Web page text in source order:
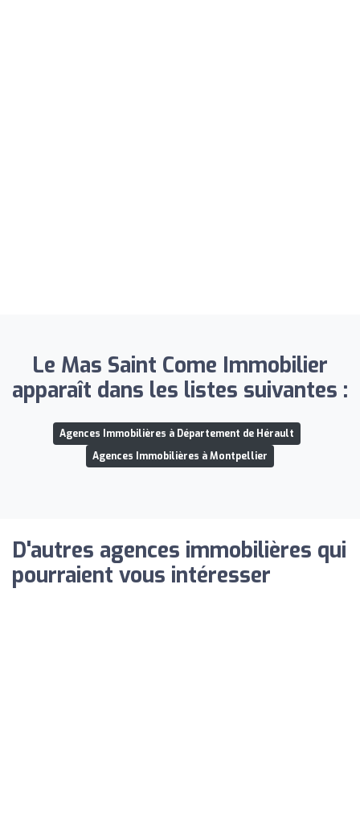
Le Mas Saint Come Immobilier
apparaît dans les listes suivantes :
Agences Immobilières à Département de Hérault
Agences Immobilières à Montpellier
D'autres agences immobilières qui
pourraient vous intéresser